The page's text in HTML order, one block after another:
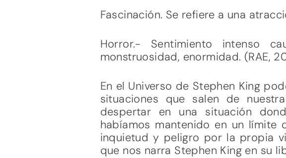
Fascinación. Se refiere a una
Horror.- Sentimiento intenso
monstruosidad, enormidad. (RAE,
En el Universo de Stephen King
situaciones que salen de
despertar en una situación
habíamos mantenido en un límite
inquietud y peligro por la propia
que nos narra Stephen King en su